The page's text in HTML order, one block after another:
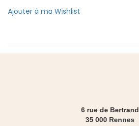
Ajouter à ma Wishlist
6 rue de Bertrand
35 000 Rennes